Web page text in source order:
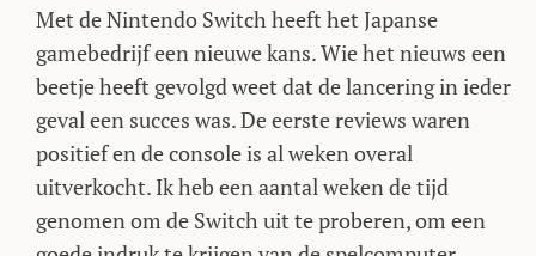
Met de Nintendo Switch heeft het Japanse
gamebedrijf een nieuwe kans. Wie het nieuws een
beetje heeft gevolgd weet dat de lancering in ieder
geval een succes was. De eerste reviews waren
positief en de console is al weken overal
uitverkocht. Ik heb een aantal weken de tijd
genomen om de Switch uit te proberen, om een